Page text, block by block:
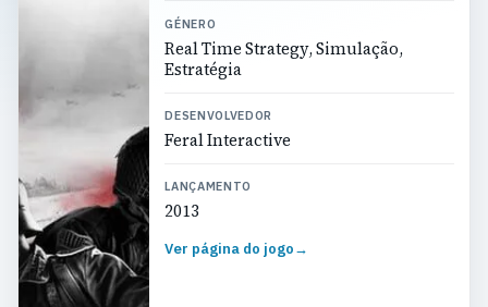
GÉNERO
Real Time Strategy, Simulação,
Estratégia
DESENVOLVEDOR
Feral Interactive
LANÇAMENTO
2013
Ver página do jogo→